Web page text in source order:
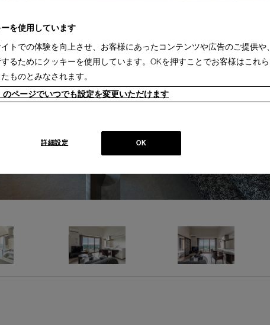
を使用しています
トでの体験を向上させ、お客様にあったコンテンツや広告のご提供や、
るためにクッキーを使用しています。OKを押すことでお客様はこれら
ものとみなされます。
のページでいつでも設定を変更いただけます
OK
詳細設定